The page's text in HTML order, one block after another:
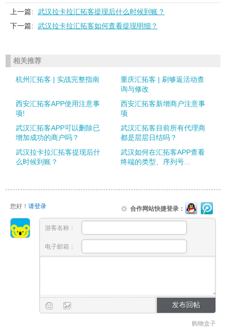
上一篇:
武汉拉卡拉汇拓客提现后什么时候到账？
下一篇:
武汉拉卡拉汇拓客如何查看提现明细？
相关推荐
杭州汇拓客 | 实战完整指南
重庆汇拓客 | 刷够返活动查
询与修改
西安汇拓客APP使用注意事
项!
西安汇拓客新增商户注意事
项
武汉汇拓客APP可以删除已
增加成功的商户吗？
武汉汇拓客目前所有代理商
都是层层日结吗？
武汉拉卡拉汇拓客提现后什
么时候到账？
武汉如何在汇拓客APP查看
终端的类型、序列号...
您好！ 请登录 合作网站快捷登录：
游客名称：
电子邮箱：
购物盒子